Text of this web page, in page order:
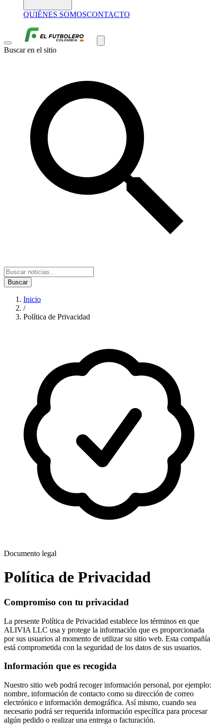
QUIÉNES SOMOSCONTACTO
Buscar en el sitio
Buscar
Inicio
/
Política de Privacidad
Documento legal
Política de Privacidad
Compromiso con tu privacidad
La presente Política de Privacidad establece los términos en que
ALIVIA LLC usa y protege la información que es proporcionada
por sus usuarios al momento de utilizar su sitio web. Esta compañía
está comprometida con la seguridad de los datos de sus usuarios.
Información que es recogida
Nuestro sitio web podrá recoger información personal, por ejemplo:
nombre, información de contacto como su dirección de correo
electrónico e información demográfica. Así mismo, cuando sea
necesario podrá ser requerida información específica para procesar
algún pedido o realizar una entrega o facturación.